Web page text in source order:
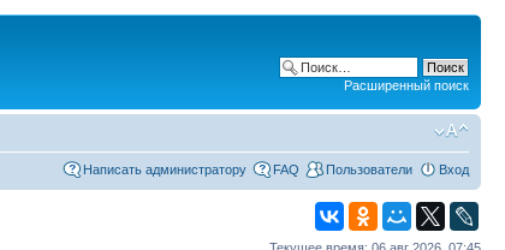
Расширенный поиск
Написать администратору FAQ Пользователи Вход
Текущее время: 06 авг 2026, 07:45